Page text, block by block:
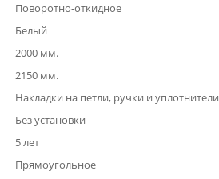
Поворотно-откидное
Белый
2000 мм.
2150 мм.
Накладки на петли, ручки и уплотнители
Без установки
5 лет
Прямоугольное